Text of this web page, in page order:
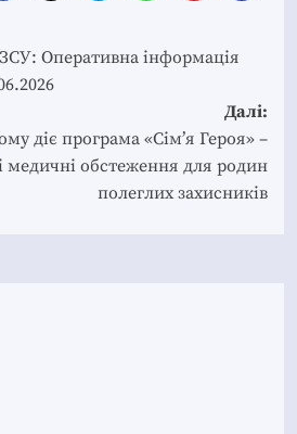
Оперативна інформація
Далі:
діє програма «Сім’я Героя» –
медичні обстеження для родин
полеглих захисників